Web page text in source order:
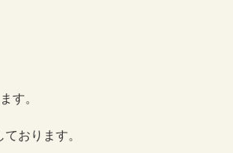
す。
おります。